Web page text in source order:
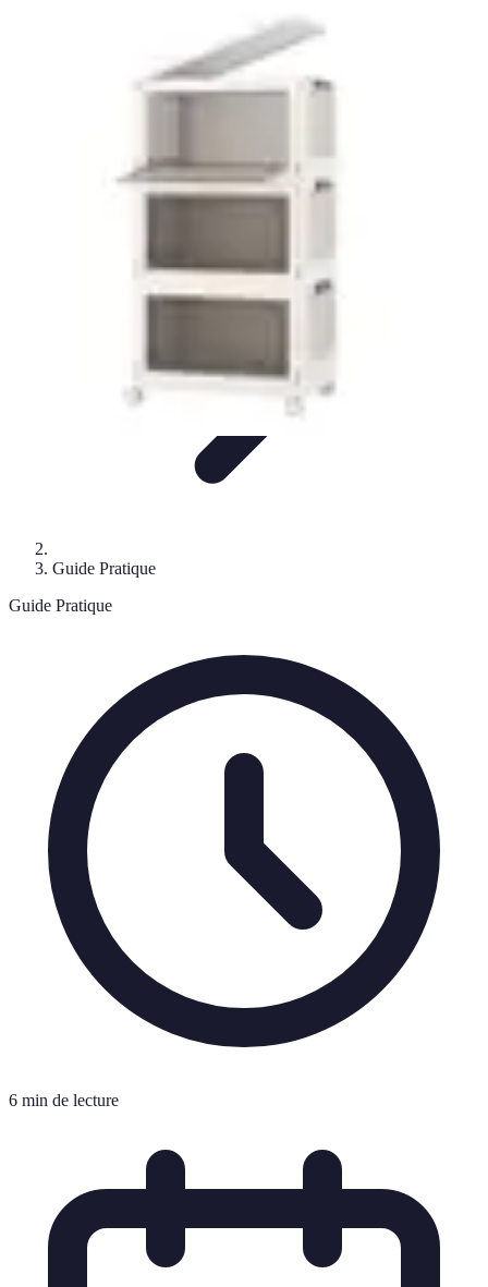
Achat d'outils Innovation
Guide Pratique
Guide Pratique
6 min de lecture